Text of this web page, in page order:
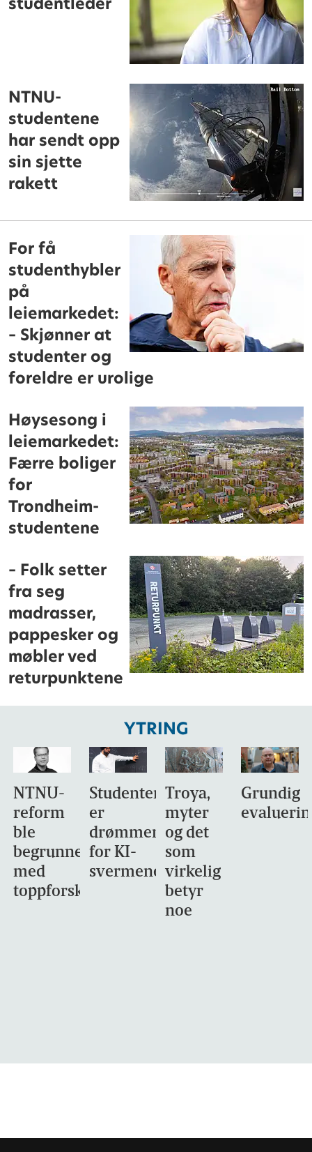
NTNU-
studentene
har sendt opp
sin sjette
rakett
For få
studenthybler
på
leiemarkedet:
– Skjønner at
studenter og
foreldre er urolige
Høysesong i
leiemarkedet:
Færre boliger
for
Trondheim-
studentene
– Folk setter
fra seg
madrasser,
pappesker og
møbler ved
returpunktene
YTRING
NTNU-
reform
ble
begrunnet
med
toppforskning
Studentene
er
drømmemålet
for KI-
svermene
Troya,
myter
og det
som
virkelig
betyr
noe
Grundig